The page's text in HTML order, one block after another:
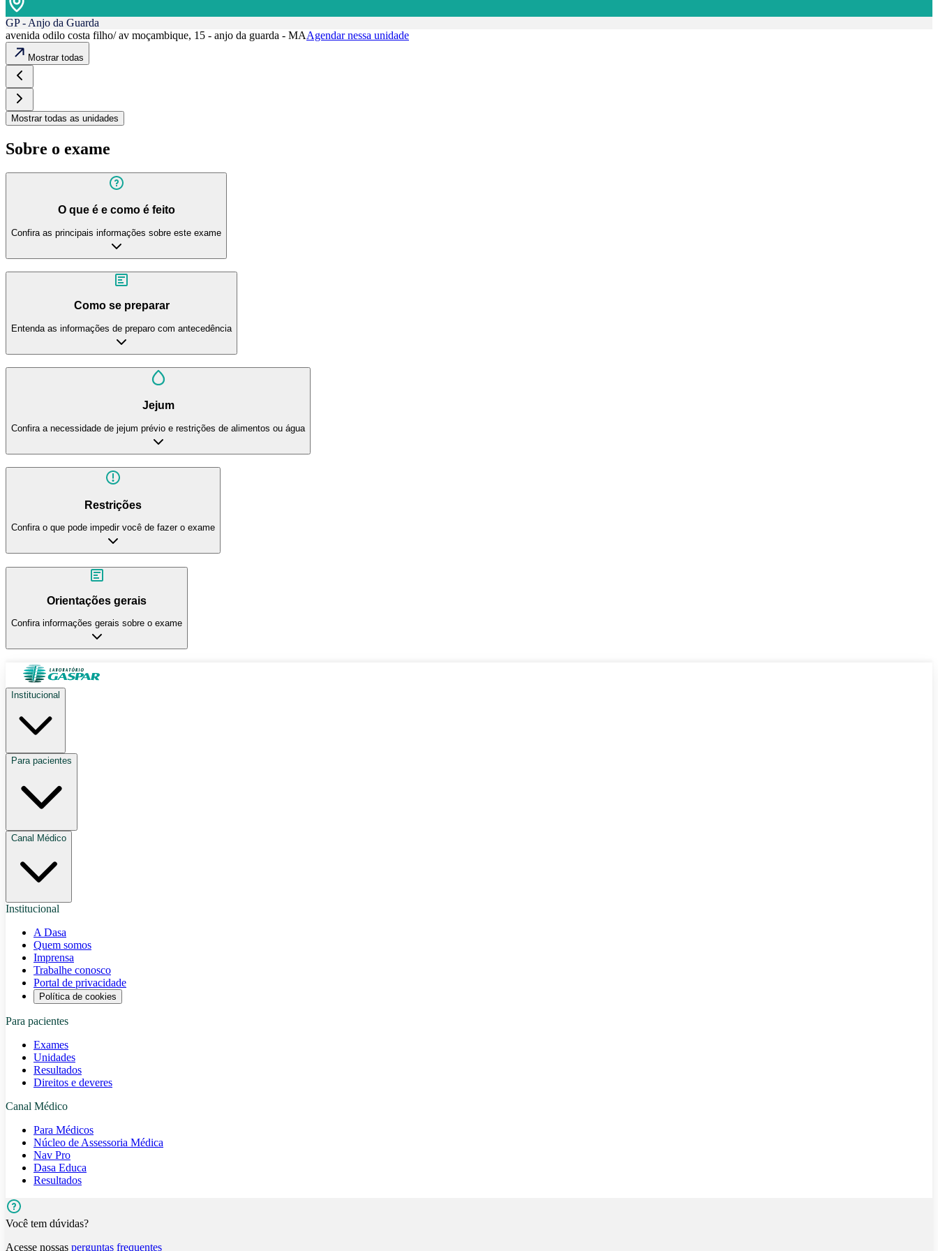
GP - Anjo da Guarda
avenida odilo costa filho/ av moçambique, 15 - anjo da guarda - MAAgendar nessa unidade
Mostrar todas
Mostrar todas as unidades
Sobre o exame
O que é e como é feito
Confira as principais informações sobre este exame
Como se preparar
Entenda as informações de preparo com antecedência
Jejum
Confira a necessidade de jejum prévio e restrições de alimentos ou água
Restrições
Confira o que pode impedir você de fazer o exame
Orientações gerais
Confira informações gerais sobre o exame
Institucional
Para pacientes
Canal Médico
Institucional
A Dasa
Quem somos
Imprensa
Trabalhe conosco
Portal de privacidade
Política de cookies
Para pacientes
Exames
Unidades
Resultados
Direitos e deveres
Canal Médico
Para Médicos
Núcleo de Assessoria Médica
Nav Pro
Dasa Educa
Resultados
Você tem dúvidas?
Acesse nossas perguntas frequentes